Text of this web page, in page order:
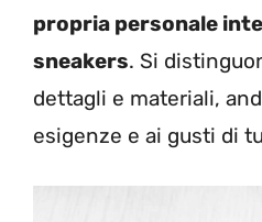
propria personale
sneakers. Si
dettagli e materiali,
esigenze e ai gusti di